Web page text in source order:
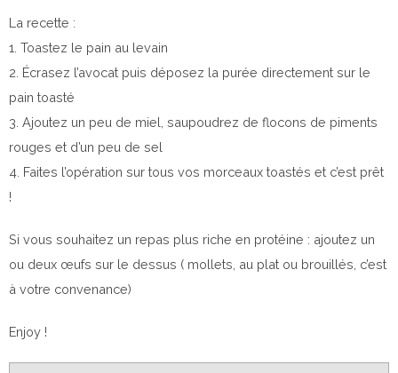
La recette :
1. Toastez le pain au levain
2. Écrasez l’avocat puis déposez la purée directement sur le
pain toasté
3. Ajoutez un peu de miel, saupoudrez de flocons de piments
rouges et d’un peu de sel
4. Faites l’opération sur tous vos morceaux toastés et c’est prêt
!
Si vous souhaitez un repas plus riche en protéine : ajoutez un
ou deux œufs sur le dessus ( mollets, au plat ou brouillés, c’est
à votre convenance)
Enjoy !